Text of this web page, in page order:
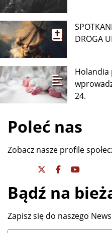
DROGA
Holandia
24.
Poleć nas
Zobacz nasze profile
Bądź na
Zapisz się do naszego